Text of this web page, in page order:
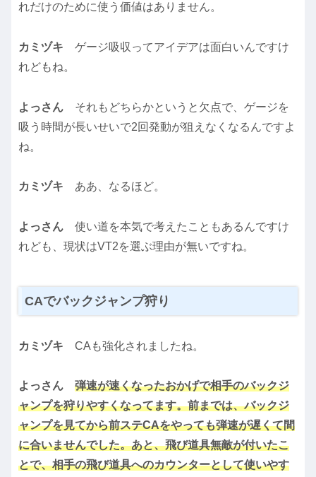
れだけのために使う価値はありません。
カミヅキ ゲージ吸収ってアイデアは面白いんですけ
れどもね。
よっさん それもどちらかというと欠点で、ゲージを
吸う時間が長いせいで2回発動が狙えなくなるんですよ
ね。
カミヅキ ああ、なるほど。
よっさん 使い道を本気で考えたこともあるんですけ
れども、現状はVT2を選ぶ理由が無いですね。
CAでバックジャンプ狩り
カミヅキ CAも強化されましたね。
よっさん 弾速が速くなったおかげで相手のバックジ
ャンプを狩りやすくなってます。前までは、バックジ
ャンプを見てから前ステCAをやっても弾速が遅くて間
に合いませんでした。あと、飛び道具無敵が付いたこ
とで、相手の飛び道具へのカウンターとして使いやす